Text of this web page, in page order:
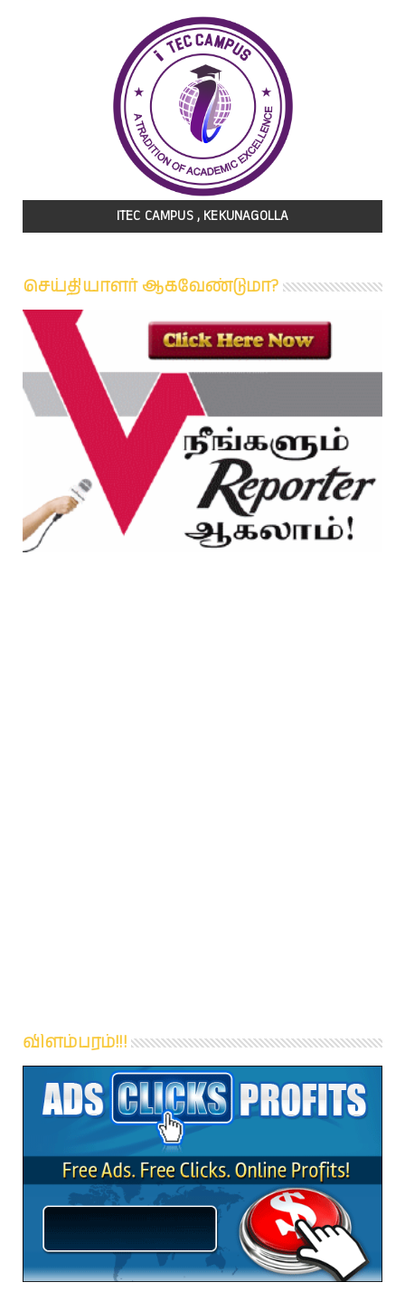
ITEC CAMPUS , KEKUNAGOLLA
செய்தியாளர் ஆகவேண்டுமா?
விளம்பரம்!!!